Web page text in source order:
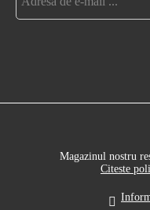
Magazinul nostru
Citeste